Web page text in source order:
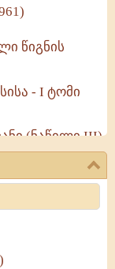
წიგნის
- I ტომი
(ნაწილი III)
- II ტომი